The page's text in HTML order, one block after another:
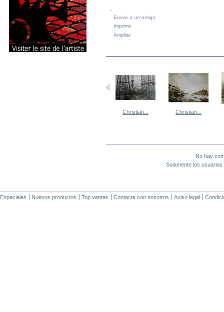
Enviar a un amigo
Imprimir
Ampliar
Christian... Christian...
No hay
Solamente los
Especiales Nuevos productos Top ventas Contacte con nosotros Aviso legal